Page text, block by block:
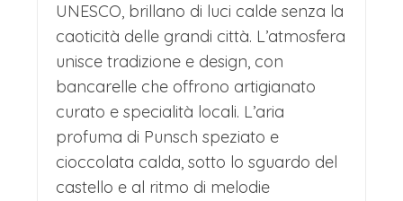
UNESCO, brillano di luci calde senza la
caoticità delle grandi città. L’atmosfera
unisce tradizione e design, con
bancarelle che offrono artigianato
curato e specialità locali. L’aria
profuma di Punsch speziato e
cioccolata calda, sotto lo sguardo del
castello e al ritmo di melodie